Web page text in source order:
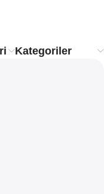
lavabo ve
arıyorsanız
ve aksesuar çeşitleriyle
Kategoriler